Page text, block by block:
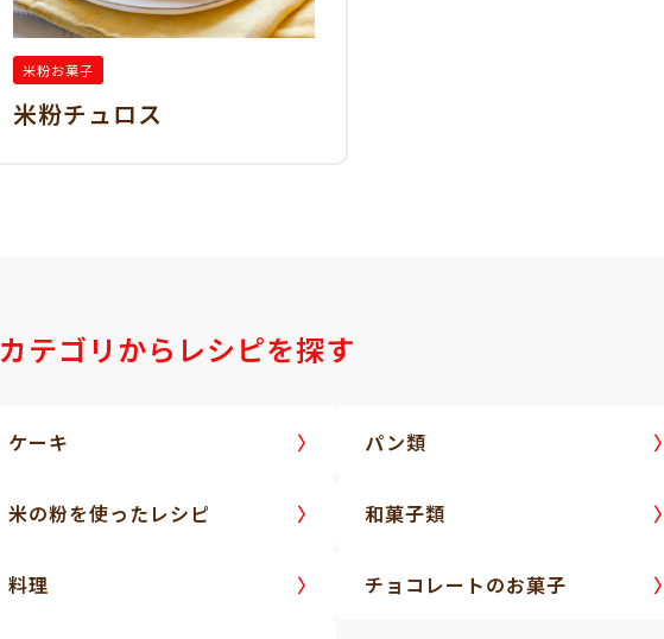
米粉お菓子
米粉チュロス
カテゴリからレシピを探す
ケーキ パン類
米の粉を使ったレシピ 和菓子類
料理 チョコレートのお菓子